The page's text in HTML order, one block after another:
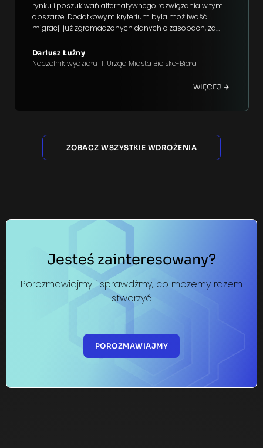
rynku i poszukiwań alternatywnego rozwiązania w tym
obszarze. Dodatkowym kryterium była możliwość
migracji już zgromadzonych danych o zasobach, za
Efektem naszej weryﬁkacji było wdrożenie systemu
OXARI”
Dariusz Łużny
Naczelnik wydziału IT, Urząd Miasta Bielsko-Biała
WIĘCEJ
ZOBACZ WSZYSTKIE WDROŻENIA
Jesteś zainteresowany?
Porozmawiajmy i sprawdźmy, co możemy razem
stworzyć
POROZMAWIAJMY